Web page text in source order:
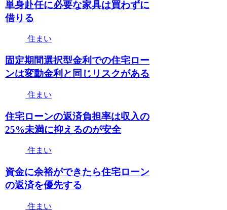
単身赴任に必要な家具は買わずに
借りる
住まい
固定期間選択型金利での住宅ロー
ンは変動金利と同じリスクがある
住まい
住宅ローンの返済負担率は収入の
25%未満に抑えるのが安全
住まい
資金に余裕ができたら住宅ローン
の返済を優先する
住まい